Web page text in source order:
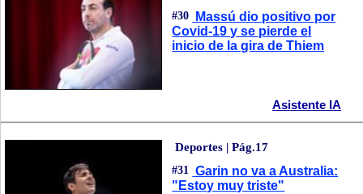
#30
Massú dio positivo por
Covid-19 y se pierde el
inicio de la gira de Thiem
Asistente IA
Deportes | Pág.17
#31 Garin no va a Australia:
"Estoy muy triste"